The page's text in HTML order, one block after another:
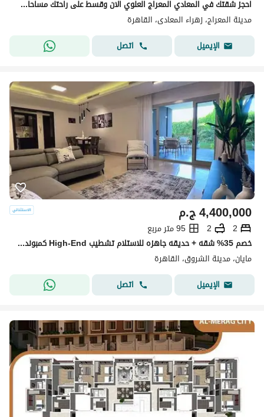
احجز شقتك في المعادي المعراج العلوي الان وقسط على راحتك مساحات تبدء من 125م حتى 185م
مدينة المعراج، زهراء المعادى، القاهرة
الإيميل
اتصل
ج.م4,400,000
2
2
95 متر مربع
خصم 35% شقه + حديقه جاهزه للاستلام تشطيب High-End كمبوند مايان - Mayan اميز Destination في الشروق وعلي طريق السويس امام مدينتي بجوار حسن علام و وصالخ
مايان، مدينة الشروق، القاهرة
الإيميل
اتصل